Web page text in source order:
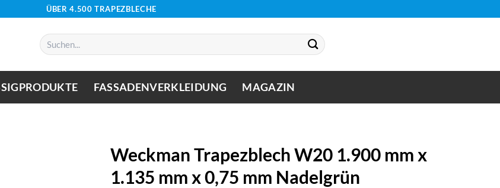
ÜBER 4.500 TRAPEZBLECHE
Suchen
nach:
FASSADENVERKLEIDUNG MAGAZIN
Weckman Trapezblech W20 1.900 mm x
1.135 mm x 0,75 mm Nadelgrün